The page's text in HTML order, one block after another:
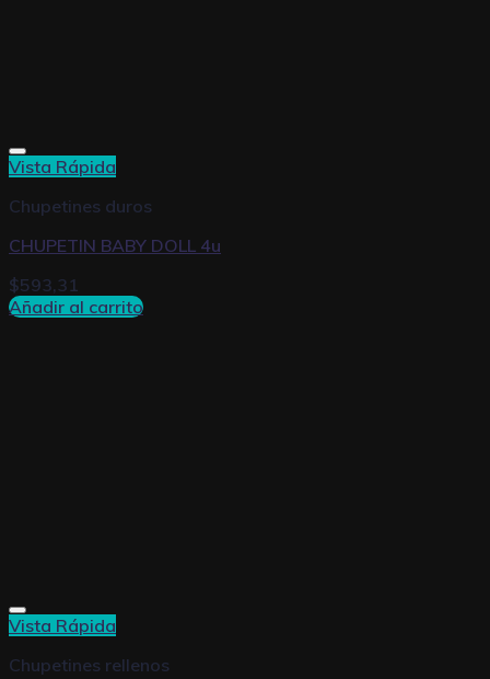
Vista Rápida
Chupetines duros
CHUPETIN BABY DOLL 4u
$593,31
Añadir al carrito
Vista Rápida
Chupetines rellenos